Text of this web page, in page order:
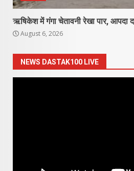
ऋषिकेश में गंगा चेतावनी रेखा पार, आपदा
August 6, 2026
NEWS DASTAK100 LIVE